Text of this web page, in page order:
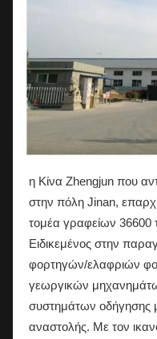
η Κίνα Zhengjun που
στην πόλη Jinan,
τομέα γραφείων 36600
Ειδικεμένος στην
φορτηγών/ελαφριών
γεωργικών
συστημάτων οδήγησης
αναστολής. Με τον